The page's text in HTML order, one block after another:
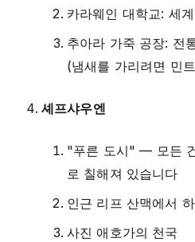
카라웨인 대학교: 세
추아라 가죽 공장: 전
(냄새를 가리려면 민
셰프샤우엔
"푸른 도시" — 모든
로 칠해져 있습니다
인근 리프 산맥에서
사진 애호가의 천국